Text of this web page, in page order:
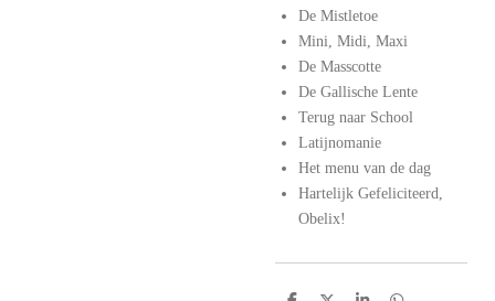
De Mistletoe
Mini, Midi, Maxi
De Masscotte
De Gallische Lente
Terug naar School
Latijnomanie
Het menu van de dag
Hartelijk Gefeliciteerd,
Obelix!